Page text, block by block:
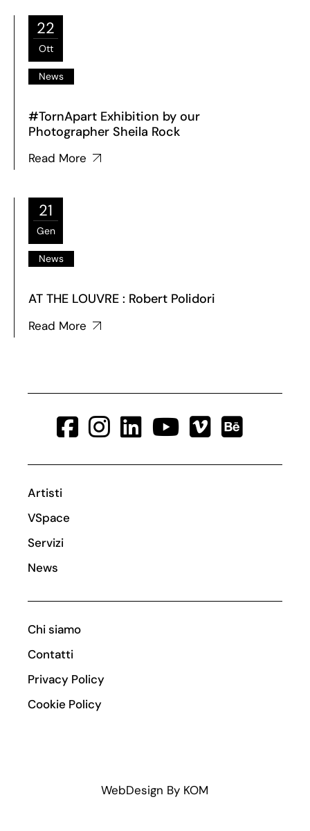
22
Ott
News
#TornApart Exhibition by our
Photographer Sheila Rock
Read More
21
Gen
News
AT THE LOUVRE : Robert Polidori
Read More
Artisti
VSpace
Servizi
News
Chi siamo
Contatti
Privacy Policy
Cookie Policy
WebDesign By KOM